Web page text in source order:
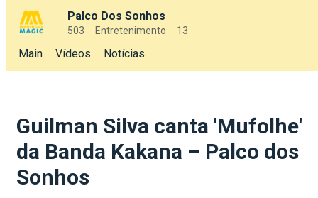
Palco Dos Sonhos
503 Entretenimento 13
Main Vídeos Notícias
Guilman Silva canta 'Mufolhe'
da Banda Kakana – Palco dos
Sonhos